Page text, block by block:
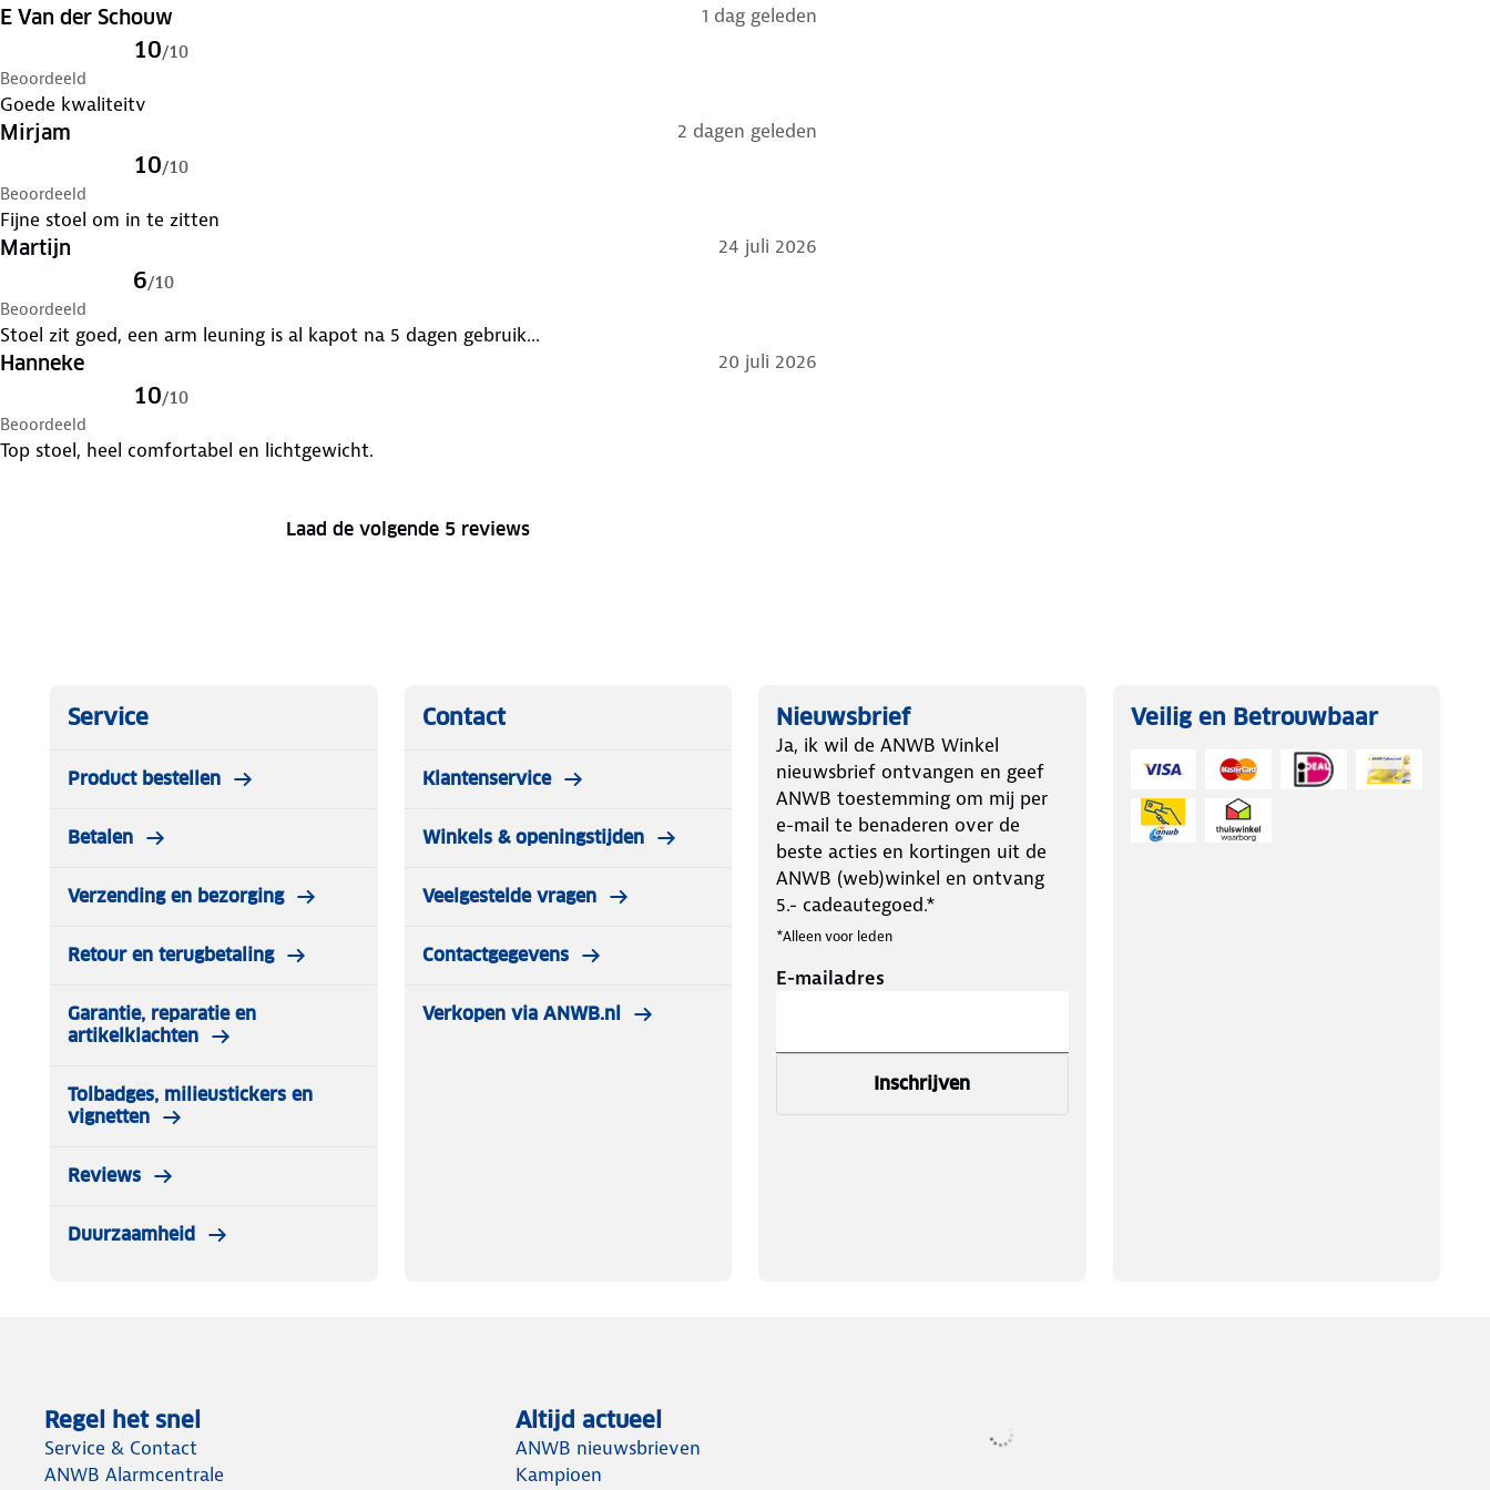
E Van der Schouw 1 dag geleden
10/10
Beoordeeld
Goede kwaliteitv
Mirjam 2 dagen geleden
10/10
Beoordeeld
Fijne stoel om in te zitten
Martijn 24 juli 2026
6/10
Beoordeeld
Stoel zit goed, een arm leuning is al kapot na 5 dagen gebruik...
Hanneke 20 juli 2026
10/10
Beoordeeld
Top stoel, heel comfortabel en lichtgewicht.
Laad de volgende 5 reviews
Service
Product bestellen
Betalen
Verzending en bezorging
Retour en terugbetaling
Garantie, reparatie en
artikelklachten
Tolbadges, milieustickers en
vignetten
Reviews
Duurzaamheid
Contact
Klantenservice
Winkels & openingstijden
Veelgestelde vragen
Contactgegevens
Verkopen via ANWB.nl
Nieuwsbrief
Ja, ik wil de ANWB Winkel
nieuwsbrief ontvangen en geef
ANWB toestemming om mij per
e-mail te benaderen over de
beste acties en kortingen uit de
ANWB (web)winkel en ontvang
5.- cadeautegoed.*
*Alleen voor leden
E-mailadres
Inschrijven
Veilig en Betrouwbaar
Regel het snel
Service & Contact
ANWB Alarmcentrale
Altijd actueel
ANWB nieuwsbrieven
Kampioen